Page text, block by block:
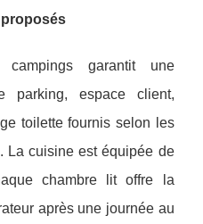
garantit une
parking, espace client,
toilette fournis selon les
La cuisine est équipée de
chambre lit offre la
après une journée au